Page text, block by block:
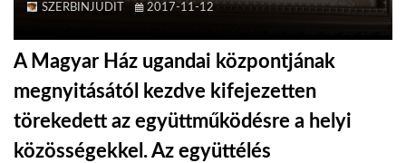
A NAP SZÉPE
LINKTR.EE
GLOBOZSARU
SZERBINJUDIT 2017-11-12
A Magyar Ház ugandai központjának
megnyitásától kezdve kifejezetten
törekedett az együttműködésre a helyi
közösségekkel. Az együttélés